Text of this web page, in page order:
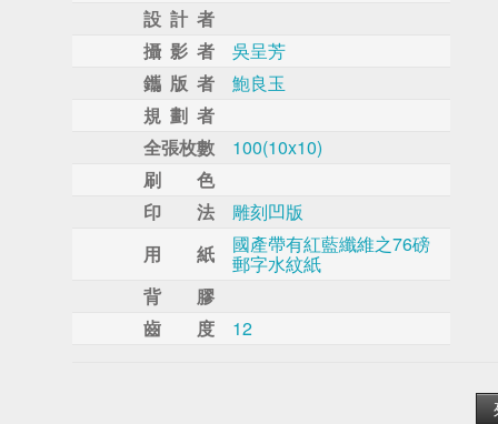
設 計 者
攝 影 者
吳呈芳
鑴 版 者
鮑良玉
規 劃 者
全張枚數
100(10x10)
刷 色
印 法
雕刻凹版
用 紙
國產帶有紅藍纖維之76磅
郵字水紋紙
背 膠
齒 度
12